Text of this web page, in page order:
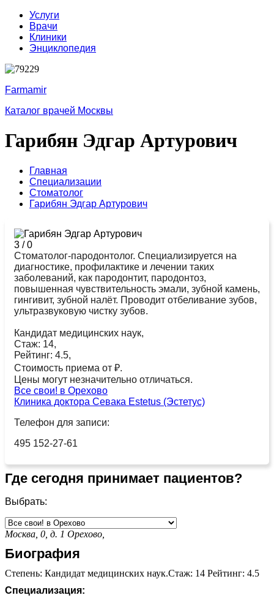
Услуги
Врачи
Клиники
Энциклопедия
Farmamir
Каталог врачей Москвы
Гарибян Эдгар Артурович
Главная
Специализации
Стоматолог
Гарибян Эдгар Артурович
3 /0
Стоматолог-пародонтолог. Специализируется на
диагностике, профилактике и лечении таких
заболеваний, как пародонтит, пародонтоз,
повышенная чувствительность эмали, зубной камень,
гингивит, зубной налёт. Проводит отбеливание зубов,
ультразвуковую чистку зубов.
Кандидат медицинских наук,
Стаж: 14,
Рейтинг: 4.5,
Стоимость приема от ₽.
Цены могут незначительно отличаться.
Все свои! в Орехово
Клиника доктора Севака Estetus (Эстетус)
Телефон для записи:
495 152-27-61
Где сегодня принимает пациентов?
Выбрать:
Москва, 0, д. 1 Орехово,
Биография
Степень: Кандидат медицинских наук.Стаж: 14 Рейтинг: 4.5
Специализация: